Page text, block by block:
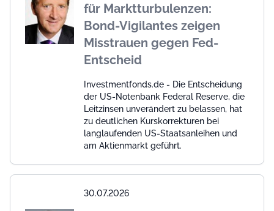
für Marktturbulenzen:
Bond-Vigilantes zeigen
Misstrauen gegen Fed-
Entscheid
Investmentfonds.de - Die Entscheidung
der US-Notenbank Federal Reserve, die
Leitzinsen unverändert zu belassen, hat
zu deutlichen Kurskorrekturen bei
langlaufenden US-Staatsanleihen und
am Aktienmarkt geführt.
30.07.2026